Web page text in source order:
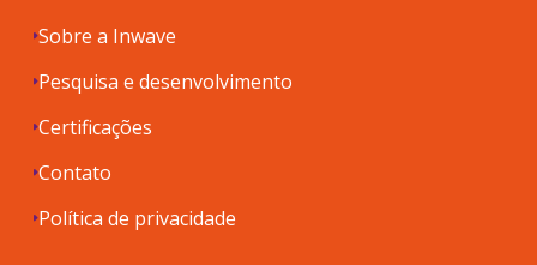
Sobre a Inwave
Pesquisa e desenvolvimento
Certificações
Contato
Política de privacidade